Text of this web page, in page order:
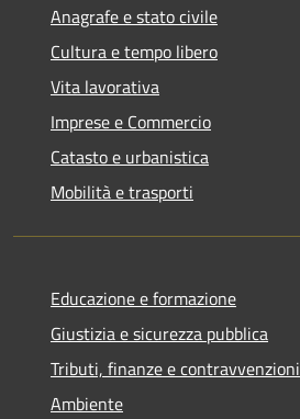
Anagrafe e stato civile
Cultura e tempo libero
Vita lavorativa
Imprese e Commercio
Catasto e urbanistica
Mobilità e trasporti
Educazione e formazione
Giustizia e sicurezza pubblica
Tributi, finanze e contravvenzioni
Ambiente